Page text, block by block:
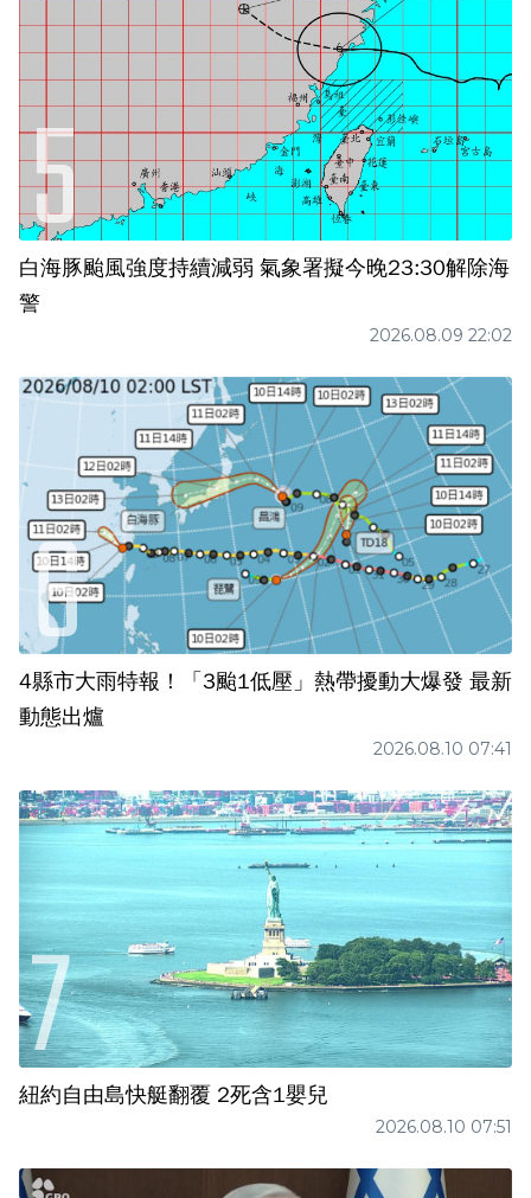
白海豚颱風強度持續減弱 氣象署擬今晚23:30解除海
警
2026.08.09 22:02
4縣市大雨特報！「3颱1低壓」熱帶擾動大爆發 最新
動態出爐
2026.08.10 07:41
紐約自由島快艇翻覆 2死含1嬰兒
2026.08.10 07:51